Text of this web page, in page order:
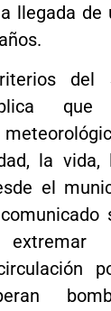
llegada
del
que
la vida,
el